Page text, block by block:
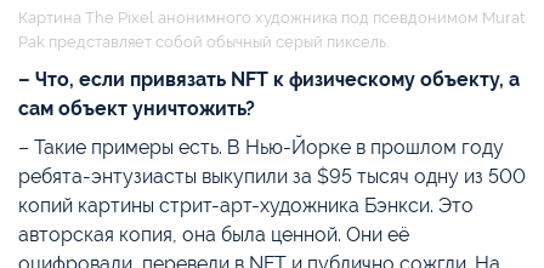
Картина The Pixel анонимного художника под псевдонимом Murat
Pak представляет собой обычный серый пиксель.
– Что, если привязать NFT к физическому объекту, а
сам объект уничтожить?
– Такие примеры есть. В Нью-Йорке в прошлом году
ребята-энтузиасты выкупили за $95 тысяч одну из 500
копий картины стрит-арт-художника Бэнкси. Это
авторская копия, она была ценной. Они её